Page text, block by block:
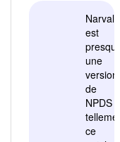
Narval
est
presque
une
version
de
NPDS
tellement
ce